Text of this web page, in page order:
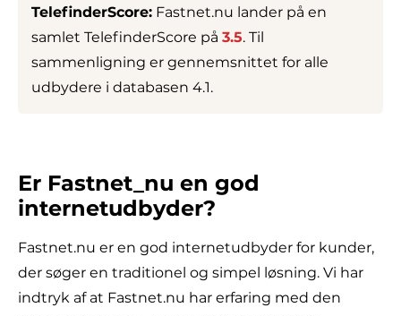
TelefinderScore: Fastnet.nu lander på en
samlet TelefinderScore på 3.5. Til
sammenligning er gennemsnittet for alle
udbydere i databasen 4.1.
Er Fastnet_nu en god
internetudbyder?
Fastnet.nu er en god internetudbyder for kunder,
der søger en traditionel og simpel løsning. Vi har
indtryk af at Fastnet.nu har erfaring med den